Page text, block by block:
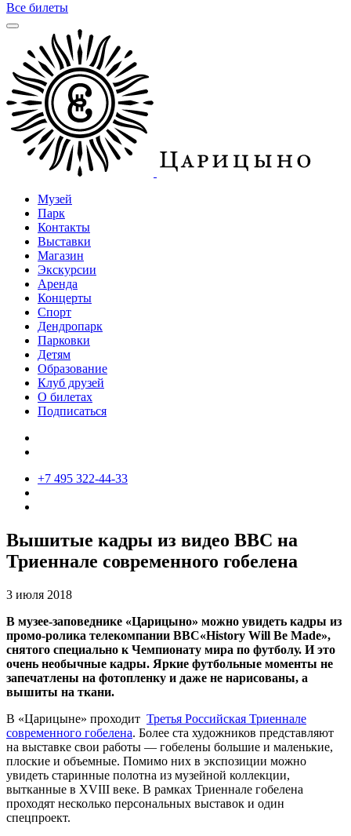
Все билеты
Музей
Парк
Контакты
Выставки
Магазин
Экскурсии
Аренда
Концерты
Спорт
Дендропарк
Парковки
Детям
Образование
Клуб друзей
О билетах
Подписаться
+7 495 322-44-33
Вышитые кадры из видео BBC на
Триеннале современного гобелена
3 июля 2018
В музее-заповеднике «Царицыно» можно увидеть кадры из
промо-ролика телекомпании BBC«History Will Be Made»,
снятого специально к Чемпионату мира по футболу. И это
очень необычные кадры. Яркие футбольные моменты не
запечатлены на фотопленку и даже не нарисованы, а
вышиты на ткани.
В «Царицыне» проходит Третья Российская Триеннале
современного гобелена. Более ста художников представляют
на выставке свои работы — гобелены большие и маленькие,
плоские и объемные. Помимо них в экспозиции можно
увидеть старинные полотна из музейной коллекции,
вытканные в XVIII веке. В рамках Триеннале гобелена
проходят несколько персональных выставок и один
спецпроект.